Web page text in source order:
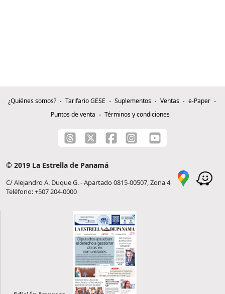
¿Quiénes somos? Tarifario GESE Suplementos Ventas
e-Paper
Puntos de venta
Términos y condiciones
© 2019 La Estrella de Panamá
C/ Alejandro A. Duque G. - Apartado 0815-00507, Zona 4
Teléfono: +507 204-0000